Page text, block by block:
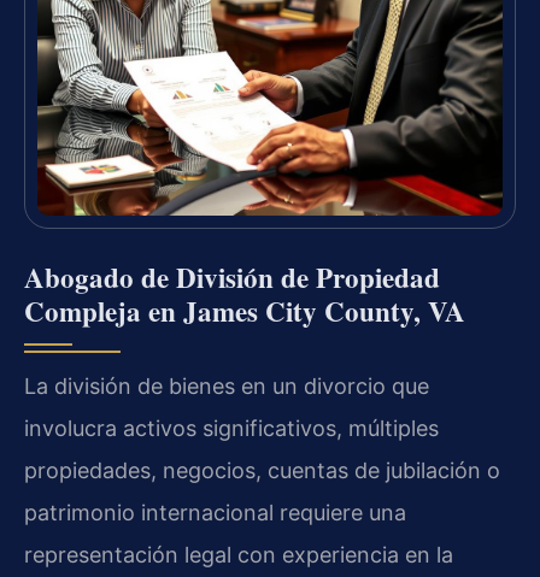
Abogado de División de Propiedad
Compleja en James City County, VA
La división de bienes en un divorcio que
involucra activos significativos, múltiples
propiedades, negocios, cuentas de jubilación o
patrimonio internacional requiere una
representación legal con experiencia en la